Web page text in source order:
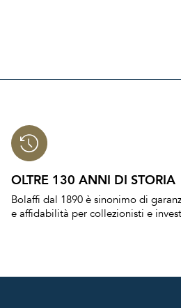
OLTRE 130 ANNI DI STORIA
Bolaffi dal 1890 è sinonimo di
e affidabilità per collezionisti e